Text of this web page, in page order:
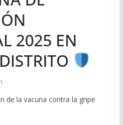
2025 EN
de la vacuna contra la gripe